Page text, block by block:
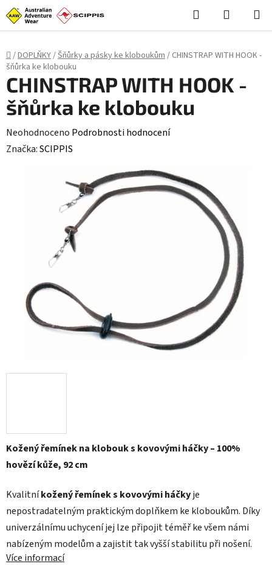
Stačí **styl (CSS)**, skript není potřeba: ```html
Přejít
na
Hledat
KOŠÍK
Domů
/DOPLŇKY/Šňůrky a pásky ke kloboukům/ CHINSTRAP WITH HOOK -
šňůrka ke klobouku
Kožený řemínek na klobouk s kovovými háčky – 100%
hovězí kůže, 92 cm
Kvalitníkožený řemínek s kovovými háčkyje
nepostradatelným praktickým doplňkem ke kloboukům. Díky
univerzálnímu uchycení jej lze připojit téměř ke všem námi
nabízeným modelům a zajistit tak vyšší stabilitu při nošení.
Více informací
CHINSTRAP WITH HOOK -
šňůrka ke klobouku
Průměrné
hodnocení
Neohodnoceno Podrobnosti hodnocení
Značka:SCIPPIS